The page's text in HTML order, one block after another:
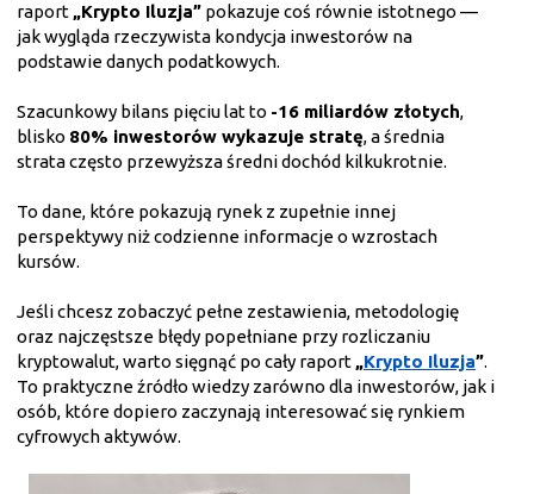
raport „Krypto Iluzja” pokazuje coś równie istotnego —
jak wygląda rzeczywista kondycja inwestorów na
podstawie danych podatkowych.
Szacunkowy bilans pięciu lat to -16 miliardów złotych,
blisko 80% inwestorów wykazuje stratę, a średnia
strata często przewyższa średni dochód kilkukrotnie.
To dane, które pokazują rynek z zupełnie innej
perspektywy niż codzienne informacje o wzrostach
kursów.
Jeśli chcesz zobaczyć pełne zestawienia, metodologię
oraz najczęstsze błędy popełniane przy rozliczaniu
kryptowalut, warto sięgnąć po cały raport „Krypto Iluzja”.
To praktyczne źródło wiedzy zarówno dla inwestorów, jak i
osób, które dopiero zaczynają interesować się rynkiem
cyfrowych aktywów.